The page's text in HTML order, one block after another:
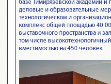
базе Тимирязевской академии
деловые и образовательные
технологическом и
комплекс общей площадью 40
выставочного пространства и
том числе
вместимостью на 450 человек.